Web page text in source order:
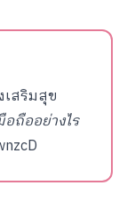
สริมสุข
ถืออย่างไร